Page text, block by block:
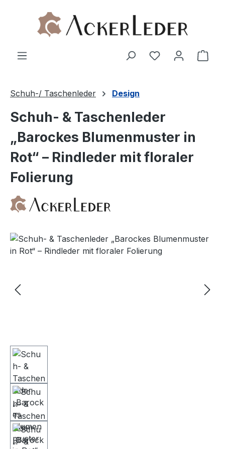
Zum Hauptinhalt springen
Schuh-/ Taschenleder Design
Schuh- & Taschenleder
„Barockes Blumenmuster in
Rot“ – Rindleder mit floraler
Folierung
Bildergalerie überspringen